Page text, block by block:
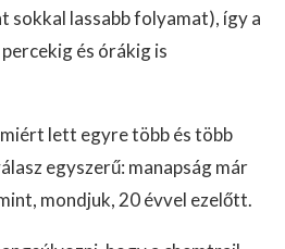
sokkal lassabb folyamat), így a
és órákig is
miért lett egyre több és több
egyszerű: manapság már
mondjuk, 20 évvel ezelőtt.